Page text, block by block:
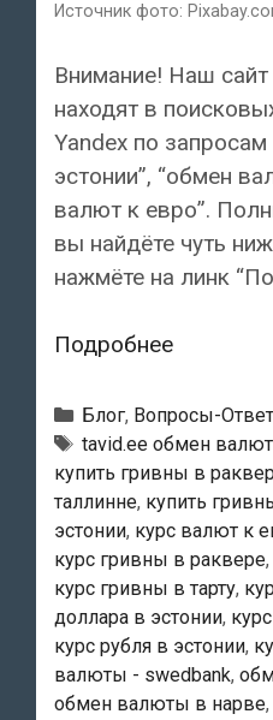
Источник фото:
Внимание! Наш сайт
находят в
Yandex по
эстонии”, “обмен
валют к евро”.
вы найдёте чуть
нажмёте на линк
ПодробнееВалютный
Как
нас
обычно
находят
в
Сети?
Рубрики
Блог, Вопросы-
Тэги
tavid.ee обмен
купить гривны в
таллинне, купить
эстонии, курс валют к
курс гривны в раквере,
курс гривны в тарту,
доллара в эстонии,
курс рубля в эстонии,
валюты - swedbank,
обмен валюты в нарве,